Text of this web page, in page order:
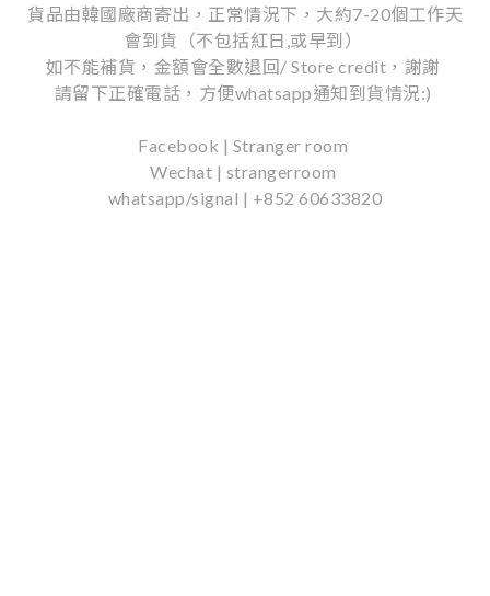
貨品由韓國廠商寄出，正常情況下，大約7-20個工作天
會到貨（不包括紅日,或早到）
如不能補貨，金額會全數退回/ Store credit，謝謝
請留下正確電話，方便whatsapp通知到貨情況:)
Facebook | Stranger room
Wechat | strangerroom
whatsapp/signal | +852 60633820